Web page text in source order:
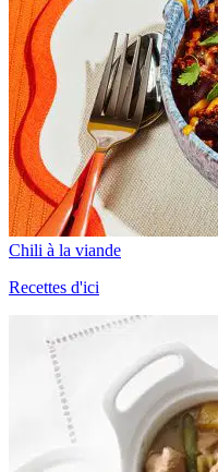
Chili à la viande
Recettes d'ici